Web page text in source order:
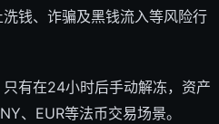
钱、诈骗及黑钱流入等风险行
有在24小时后手动解冻，资产
、EUR等法币交易场景。